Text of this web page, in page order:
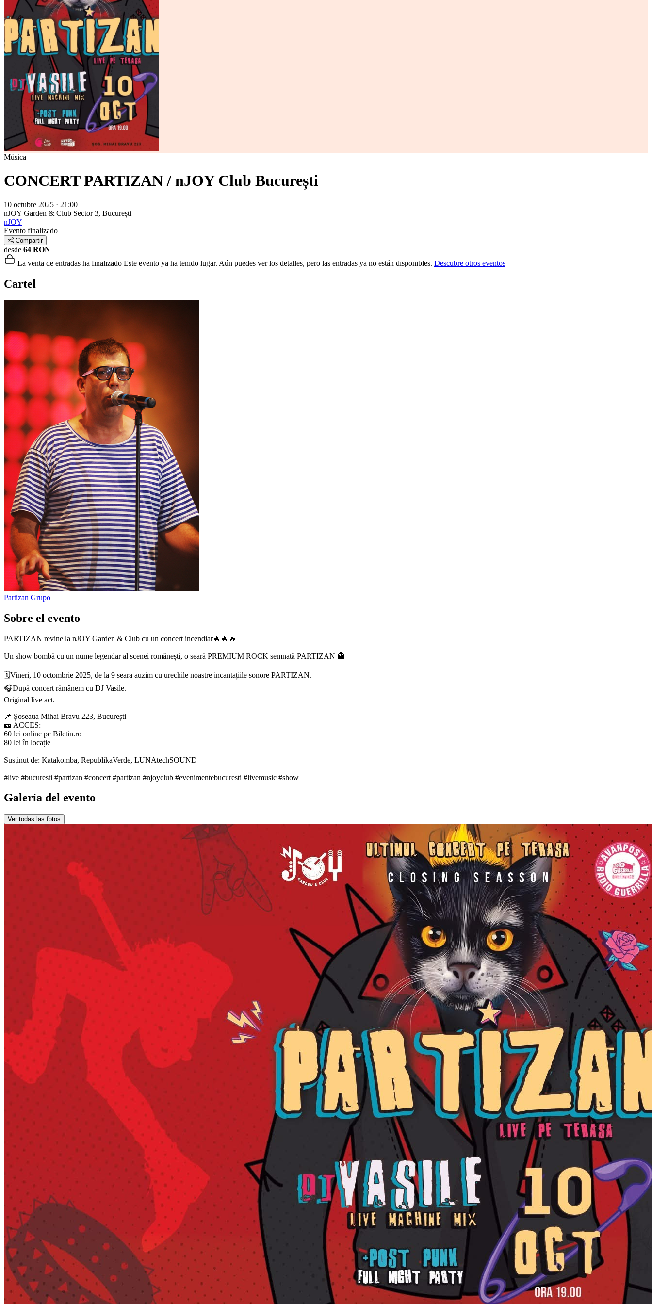
Música
CONCERT PARTIZAN / nJOY Club București
10 octubre 2025 · 21:00
nJOY Garden & Club Sector 3, București
nJOY
Evento finalizado
Compartir
desde 64 RON
La venta de entradas ha finalizado Este evento ya ha tenido lugar. Aún puedes ver los detalles, pero las entradas ya no están disponibles. Descubre otros eventos
Cartel
Partizan Grupo
Sobre el evento
PARTIZAN revine la nJOY Garden & Club cu un concert incendiar🔥🔥🔥
Un show bombă cu un nume legendar al scenei românești, o seară PREMIUM ROCK semnată PARTIZAN 👻
🗓️Vineri, 10 octombrie 2025, de la 9 seara auzim cu urechile noastre incantațiile sonore PARTIZAN.
🎧După concert rămânem cu DJ Vasile.
Original live act.
📌 Șoseaua Mihai Bravu 223, București
🎫 ACCES:
60 lei online pe Biletin.ro
80 lei în locație
Susținut de: Katakomba, RepublikaVerde, LUNAtechSOUND
#live #bucuresti #partizan #concert #partizan #njoyclub #evenimentebucuresti #livemusic #show
Galería del evento
Ver todas las fotos